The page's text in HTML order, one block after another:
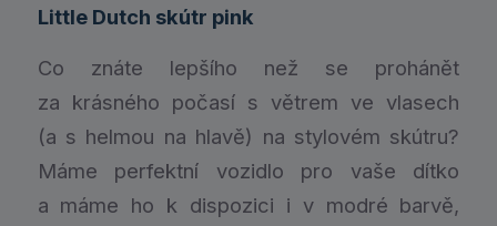
Little Dutch skútr pink
Co znáte lepšího než se prohánět
za krásného počasí s větrem ve vlasech
(a s helmou na hlavě) na stylovém skútru?
Máme perfektní vozidlo pro vaše dítko
a máme ho k dispozici i v modré barvě,